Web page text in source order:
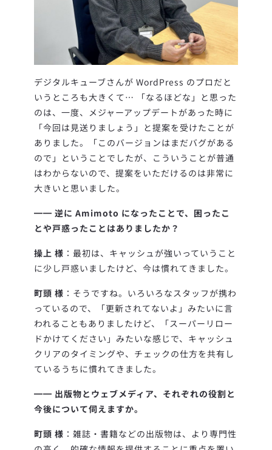
デジタルキューブさんが WordPress のプロだと
いうところも大きくて… 「なるほどな」と思った
のは、一度、メジャーアップデートがあった時に
「今回は見送りましょう」と提案を受けたことが
ありました。「このバージョンはまだバグがある
ので」ということでしたが、こういうことが普通
はわからないので、提案をいただけるのは非常に
大きいと思いました。
━━ 逆に Amimoto になったことで、困ったこ
とや戸惑ったことはありましたか？
操上 様 ：最初は、キャッシュが強いっていうこと
に少し戸惑いましたけど、今は慣れてきました。
町頭 様 ：そうですね。いろいろなスタッフが携わ
っているので、「更新されてないよ」みたいに言
われることもありましたけど、「スーパーリロー
ドかけてください」みたいな感じで、キャッシュ
クリアのタイミングや、チェックの仕方を共有し
ているうちに慣れてきました。
━━ 出版物とウェブメディア、それぞれの役割と
今後について伺えますか。
町頭 様 ：雑誌・書籍などの出版物は、より専門性